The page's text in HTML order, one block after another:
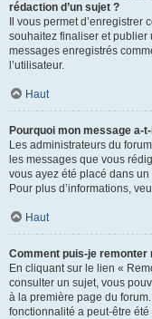
rédaction d’un sujet ?
Il vous permet
souhaitez finaliser et publier
messages enregistrés
l’utilisateur.
Haut
Pourquoi mon message a-
Les administrateurs du
les messages que vous
vous ayez été placé dans
Pour plus d’informations,
Haut
Comment puis-je remonter
En cliquant sur le lien «
consulter un sujet, vous
à la première page du
fonctionnalité a peut-être